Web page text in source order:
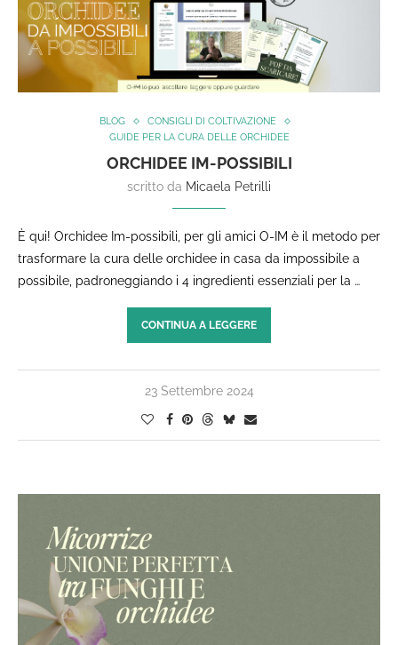
BLOG
CONSIGLI DI COLTIVAZIONE
GUIDE PER LA CURA DELLE ORCHIDEE
ORCHIDEE IM-POSSIBILI
scritto da Micaela Petrilli
È qui! Orchidee Im-possibili, per gli amici O-IM è il metodo per
trasformare la cura delle orchidee in casa da impossibile a
possibile, padroneggiando i 4 ingredienti essenziali per la …
CONTINUA A LEGGERE
23 Settembre 2024